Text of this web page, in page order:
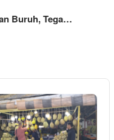
Buruh, Tega…